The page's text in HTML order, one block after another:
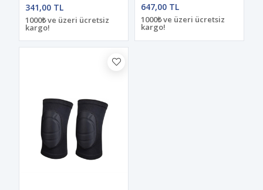
341,00 TL
1000₺ ve üzeri ücretsiz
kargo!
647,00 TL
1000₺ ve üzeri ücretsiz
kargo!